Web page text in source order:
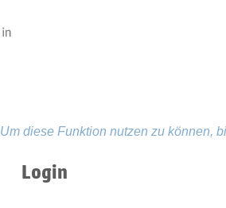
Um diese Funktion nutzen zu können,
Login